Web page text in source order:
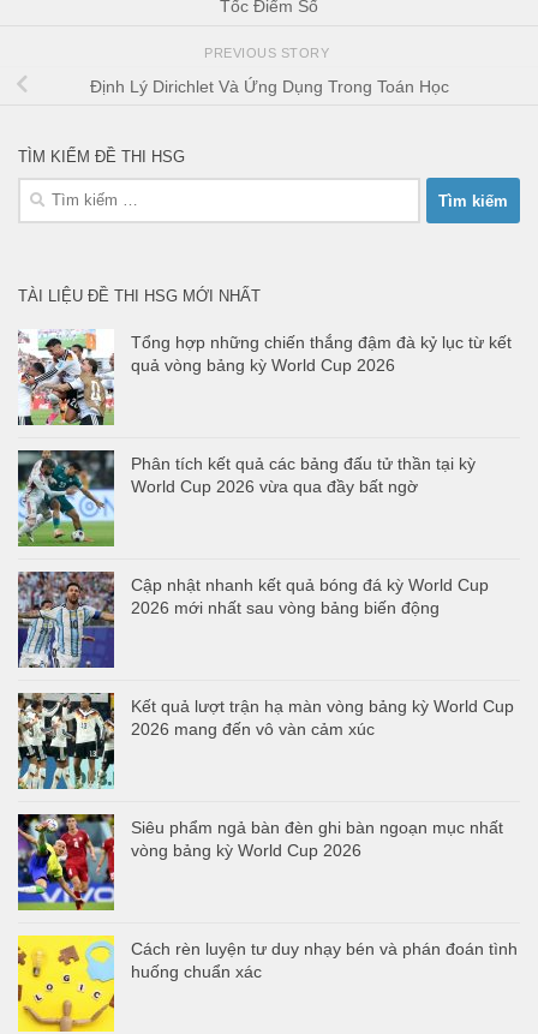
Tốc Điểm Số
PREVIOUS STORY
Định Lý Dirichlet Và Ứng Dụng Trong Toán Học
TÌM KIẾM ĐỀ THI HSG
Tìm
kiếm
TÀI LIỆU ĐỀ THI HSG MỚI NHẤT
Tổng hợp những chiến thắng đậm đà kỷ lục từ kết
quả vòng bảng kỳ World Cup 2026
Phân tích kết quả các bảng đấu tử thần tại kỳ
World Cup 2026 vừa qua đầy bất ngờ
Cập nhật nhanh kết quả bóng đá kỳ World Cup
2026 mới nhất sau vòng bảng biến động
Kết quả lượt trận hạ màn vòng bảng kỳ World Cup
2026 mang đến vô vàn cảm xúc
Siêu phẩm ngả bàn đèn ghi bàn ngoạn mục nhất
vòng bảng kỳ World Cup 2026
Cách rèn luyện tư duy nhạy bén và phán đoán tình
huống chuẩn xác